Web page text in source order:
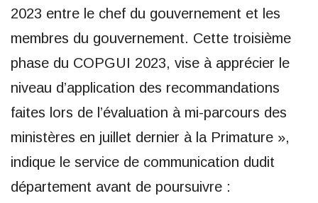
2023 entre le chef du gouvernement et les
membres du gouvernement. Cette troisième
phase du COPGUI 2023, vise à apprécier le
niveau d’application des recommandations
faites lors de l’évaluation à mi-parcours des
ministères en juillet dernier à la Primature »,
indique le service de communication dudit
département avant de poursuivre :